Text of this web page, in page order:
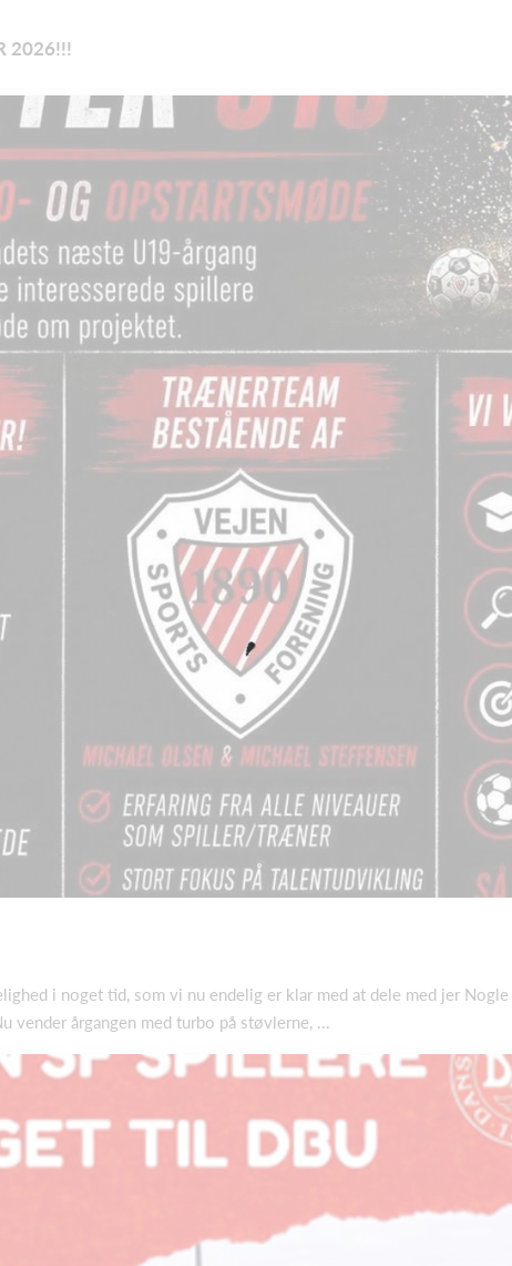
2026!!!
i noget tid, som vi nu endelig er klar med at dele med jer
vender årgangen med turbo på støvlerne, ...